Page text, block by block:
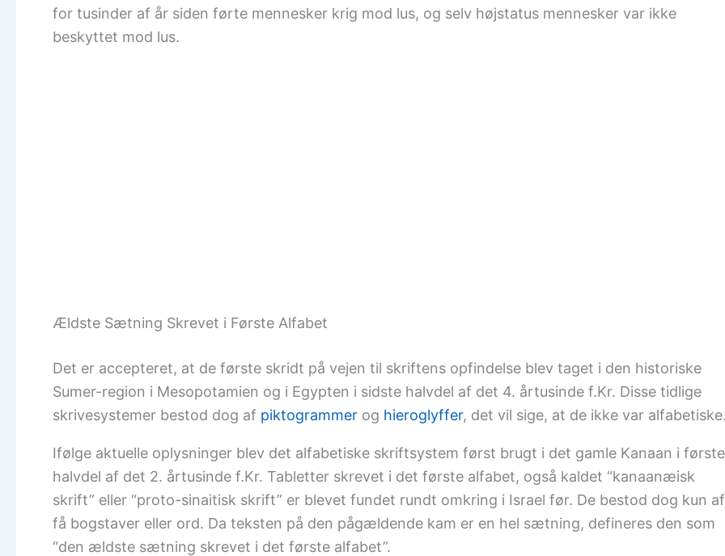
for tusinder af år siden førte mennesker krig mod lus, og selv højstatus mennesker var ikke
beskyttet mod lus.
Ældste Sætning Skrevet i Første Alfabet
Det er accepteret, at de første skridt på vejen til skriftens opfindelse blev taget i den historiske
Sumer-region i Mesopotamien og i Egypten i sidste halvdel af det 4. årtusinde f.Kr. Disse tidlige
skrivesystemer bestod dog af piktogrammer og hieroglyffer, det vil sige, at de ikke var
Ifølge aktuelle oplysninger blev det alfabetiske skriftsystem først brugt i det gamle Kanaan i første
halvdel af det 2. årtusinde f.Kr. Tabletter skrevet i det første alfabet, også kaldet “kanaanæisk
skrift” eller “proto-sinaitisk skrift” er blevet fundet rundt omkring i Israel før. De bestod dog kun af
få bogstaver eller ord. Da teksten på den pågældende kam er en hel sætning, defineres den som
“den ældste sætning skrevet i det første alfabet”.